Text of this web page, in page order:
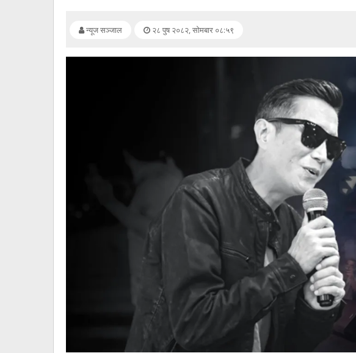
न्यूज सञ्जाल २८ पुष २०८२, सोमबार ०८:५९